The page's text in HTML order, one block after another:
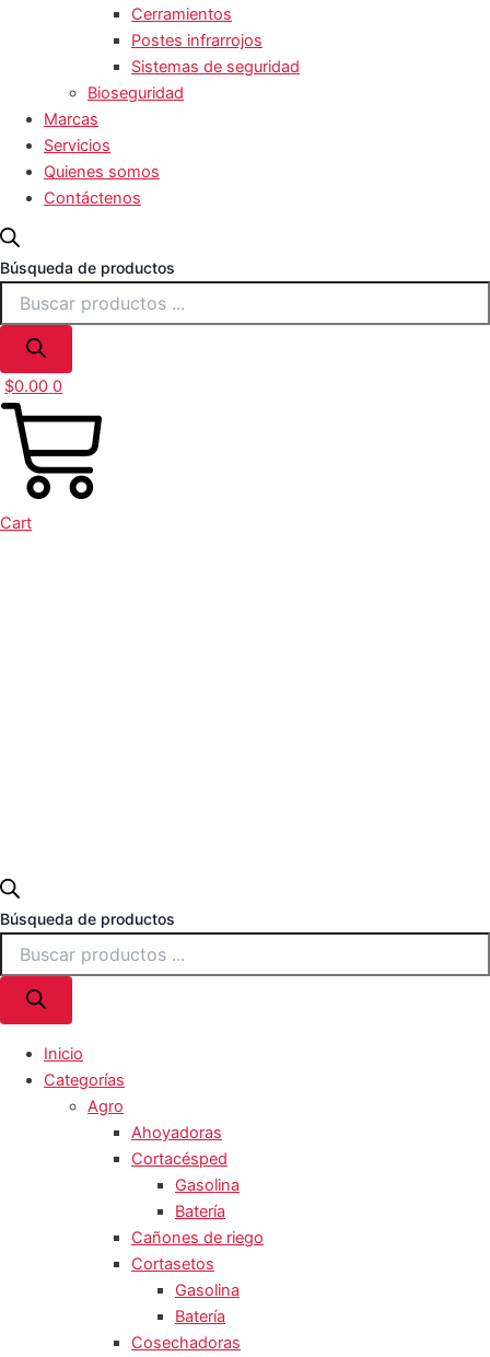
Cerramientos
Postes infrarrojos
Sistemas de seguridad
Bioseguridad
Marcas
Servicios
Quienes somos
Contáctenos
Búsqueda de productos
$0.00 0
Cart
Búsqueda de productos
Inicio
Categorías
Agro
Ahoyadoras
Cortacésped
Gasolina
Batería
Cañones de riego
Cortasetos
Gasolina
Batería
Cosechadoras